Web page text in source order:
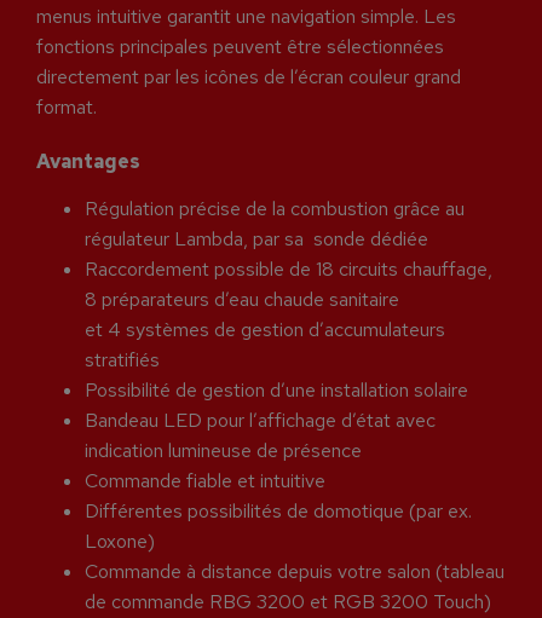
menus intuitive garantit une navigation simple. Les
fonctions principales peuvent être sélectionnées
directement par les icônes de l’écran couleur grand
format.
Avantages
Régulation précise de la combustion grâce au
régulateur Lambda, par sa sonde dédiée
Raccordement possible de 18 circuits chauffage,
8 préparateurs d’eau chaude sanitaire
et 4 systèmes de gestion d’accumulateurs
stratifiés
Possibilité de gestion d’une installation solaire
Bandeau LED pour l’affichage d’état avec
indication lumineuse de présence
Commande fiable et intuitive
Différentes possibilités de domotique (par ex.
Loxone)
Commande à distance depuis votre salon (tableau
de commande RBG 3200 et RGB 3200 Touch)